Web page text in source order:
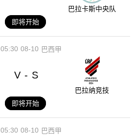
巴拉卡斯中央队
即将开始
08-10
05:30 巴西甲
V - S
巴拉纳竞技
即将开始
08-10
05:30 巴西甲